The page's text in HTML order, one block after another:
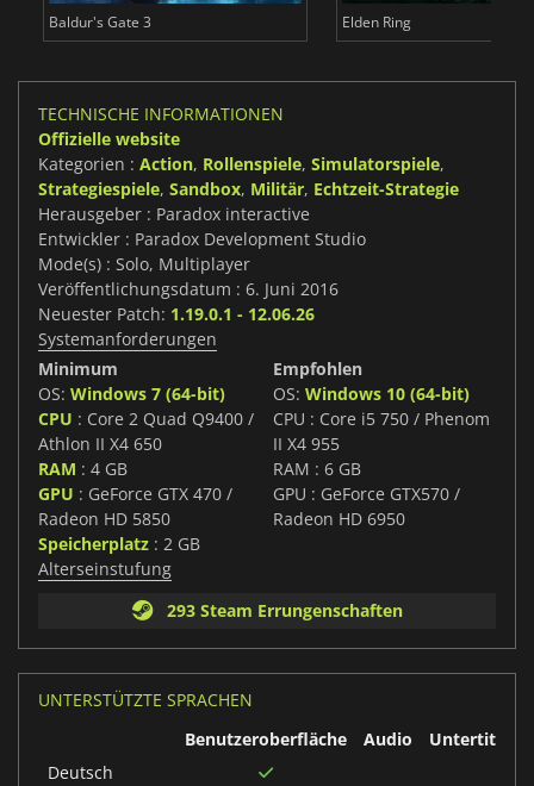
Baldur's Gate 3 Elden Ring
TECHNISCHE INFORMATIONEN
Offizielle website
Kategorien : Action, Rollenspiele, Simulatorspiele,
Strategiespiele, Sandbox, Militär, Echtzeit-Strategie
Herausgeber : Paradox interactive
Entwickler : Paradox Development Studio
Mode(s) : Solo, Multiplayer
Veröffentlichungsdatum : 6. Juni 2016
Neuester Patch: 1.19.0.1 - 12.06.26
Systemanforderungen
Minimum
OS: Windows 7 (64-bit)
CPU : Core 2 Quad Q9400 /
Athlon II X4 650
RAM : 4 GB
GPU : GeForce GTX 470 /
Radeon HD 5850
Speicherplatz : 2 GB
Empfohlen
OS: Windows 10 (64-bit)
CPU : Core i5 750 / Phenom
II X4 955
RAM : 6 GB
GPU : GeForce GTX570 /
Radeon HD 6950
Alterseinstufung
293 Steam Errungenschaften
UNTERSTÜTZTE SPRACHEN
Benutzeroberfläche
Audio
Untertitel
Deutsch